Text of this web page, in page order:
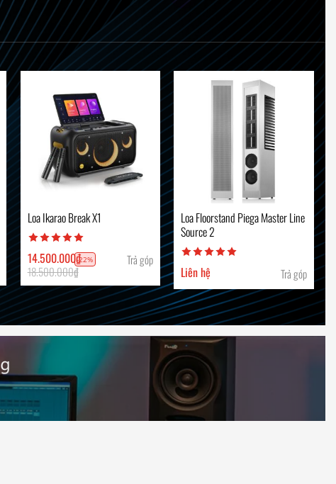
Loa Ikarao Break X1
14.500.000₫
18.500.000₫
-22% Trả góp
Loa Floorstand Piega Master Line
Source 2
Liên hệ Trả góp